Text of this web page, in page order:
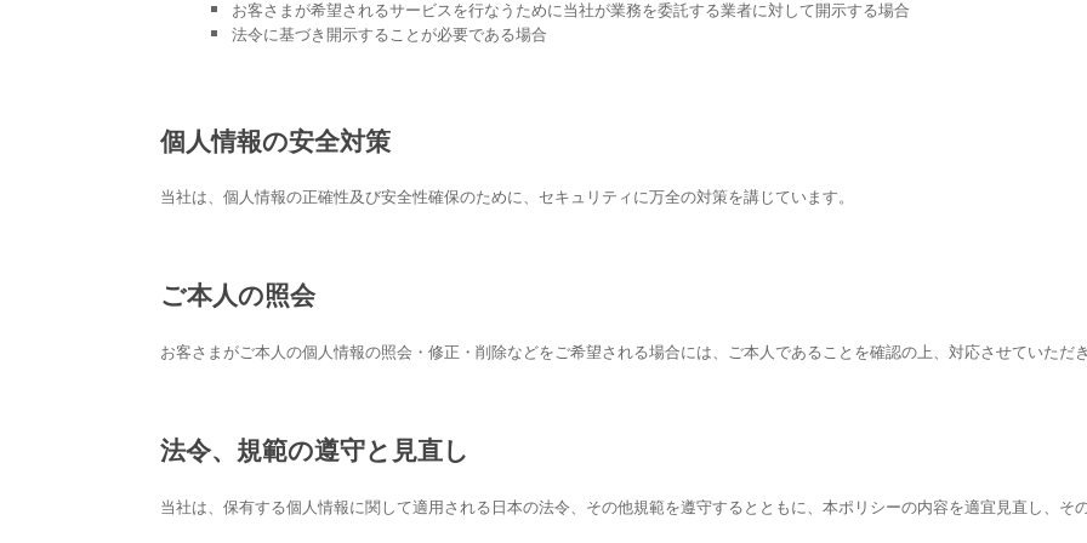
お客さまが希望されるサービスを行なうために当社が業務を委託する業者に対して開示する場合
法令に基づき開示することが必要である場合
個人情報の安全対策
当社は、個人情報の正確性及び安全性確保のために、セキュリティに万全の対策を講じています。
ご本人の照会
お客さまがご本人の個人情報の照会・修正・削除などをご希望される場合には、ご本人であることを確認の上、対応させていただき
法令、規範の遵守と見直し
当社は、保有する個人情報に関して適用される日本の法令、その他規範を遵守するとともに、本ポリシーの内容を適宜見直し、そ